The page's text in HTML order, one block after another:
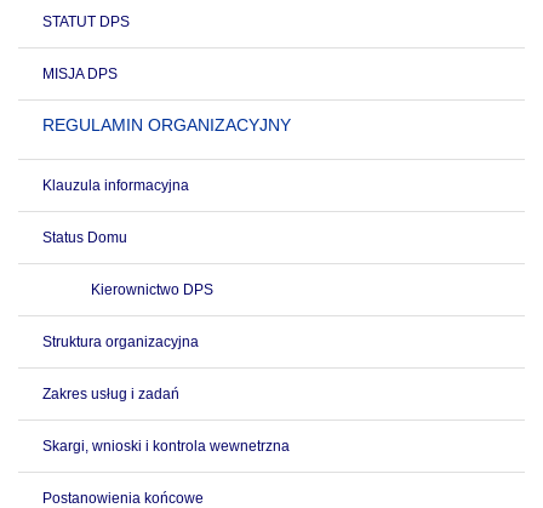
STATUT DPS
MISJA DPS
REGULAMIN ORGANIZACYJNY
Klauzula informacyjna
Status Domu
Kierownictwo DPS
Struktura organizacyjna
Zakres usług i zadań
Skargi, wnioski i kontrola wewnetrzna
Postanowienia końcowe